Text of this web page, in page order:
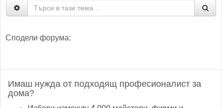
Сподели форума:
Имаш нужда от подходящ професионалист за
дома?